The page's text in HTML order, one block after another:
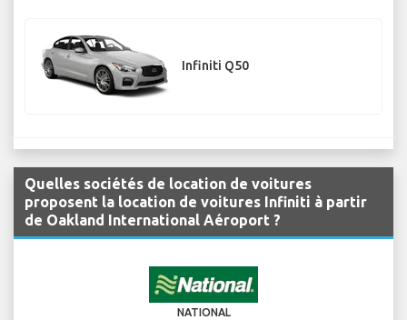
Infiniti Q50
Quelles sociétés de location de voitures
proposent la location de voitures Infiniti à partir
de Oakland International Aéroport ?
NATIONAL